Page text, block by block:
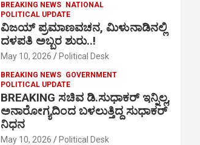
BREAKING NEWS
NATIONAL
POLITICAL UPDATE
ವಿಜಯ್ ಪ್ರಮಾಣವಚನ, ಮಿಳುನಾಡಿನಲ್ಲಿ
ದಳಪತಿ ಅಬ್ಬರ ಶುರು..!
May 10, 2026 Political Desk
BREAKING NEWS GOVERNMENT
POLITICAL UPDATE
BREAKING ಸಚಿವ ಡಿ.ಸುಧಾಕರ್ ಇನ್ನಿಲ್ಲ,
ಅನಾರೋಗ್ಯದಿಂದ ಬಳಲುತ್ತಿದ್ದ ಸುಧಾಕರ್
ನಿಧನ
May 10, 2026 Political Desk